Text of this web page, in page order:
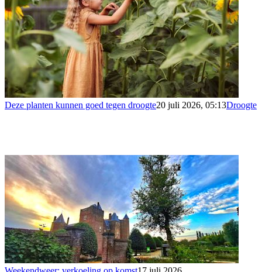
Deze planten kunnen goed tegen droogte20 juli 2026, 05:13Droogte